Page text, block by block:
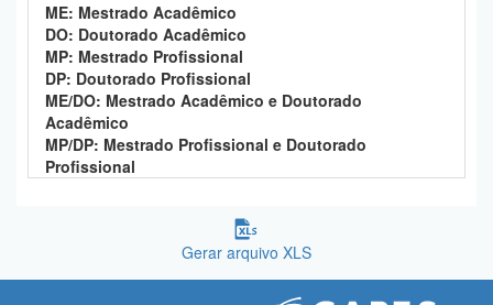
ME: Mestrado Acadêmico
DO: Doutorado Acadêmico
MP: Mestrado Profissional
DP: Doutorado Profissional
ME/DO: Mestrado Acadêmico e Doutorado
Acadêmico
MP/DP: Mestrado Profissional e Doutorado
Profissional
Gerar arquivo XLS